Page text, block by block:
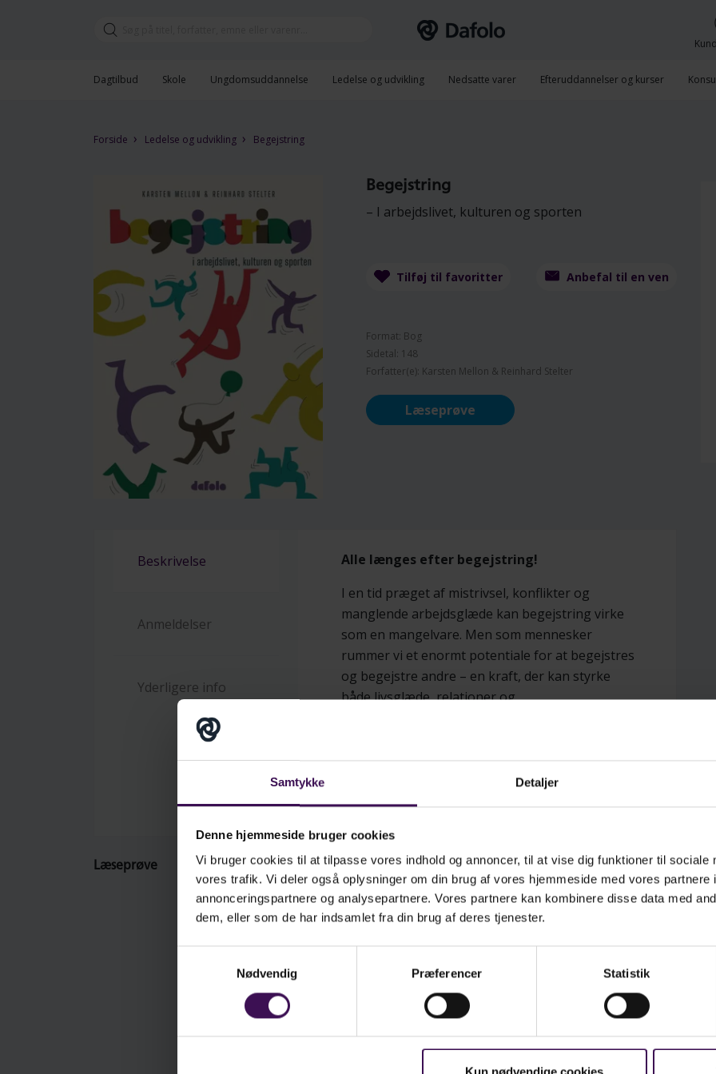
Samtykke Detaljer
Denne hjemmeside bruger cookies
Vi bruger cookies til at tilpasse vores indhold og annoncer, til at vise dig funktioner til sociale
vores trafik. Vi deler også oplysninger om din brug af vores hjemmeside med vores partnere
annonceringspartnere og analysepartnere. Vores partnere kan kombinere disse data med
dem, eller som de har indsamlet fra din brug af deres tjenester.
Nødvendig
Præferencer Statistik
Dagtilbud Skole Ungdomsuddannelse Ledelse og udvikling Nedsatte varer Efteruddannelser og kurser
Forside › Ledelse og udvikling › Begejstring
Begejstring
– I arbejdslivet, kulturen og sporten
Tilføj til favoritter Anbefal til en ven
Format: Bog
Sidetal: 148
Forfatter(e): Karsten Mellon & Reinhard Stelter
Læseprøve
Beskrivelse
Anmeldelser
Yderligere info
Alle længes efter begejstring!
I en tid præget af mistrivsel, konflikter og
manglende arbejdsglæde kan begejstring virke
som en mangelvare. Men som mennesker
rummer vi et enormt potentiale for at begejstres
og begejstre andre – en kraft, der kan styrke
både livsglæde, relationer og
dagsordenen – også på arbejdspladser, i
fortællinger og erfaringer fra både
kunstens og sportens verden, fx fra
skuespillere som Ghita Nørby og Per
Pallesen og håndboldprofiler som Rikke
refleksioner over, hvad begejstring betyder
protreptisk tilgang
teoretiske perspektiver, der kvalificerer
Vis mere...
Læseprøve